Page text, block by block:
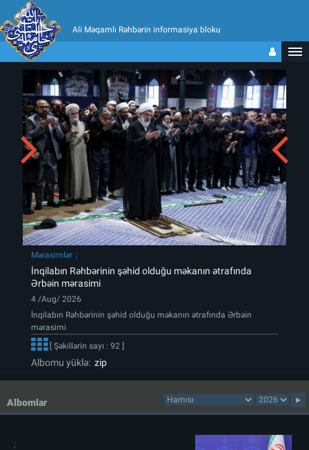
Ali Məqamlı Rəhbərin informasiya bloku
Mərasimlər
İnqilabın Rəhbərinin şəhid olduğu məkanın ətrafında
Ərbəin mərasimi
4 /Aug/ 2026
İnqilabın Rəhbərinin şəhid olduğu məkanın ətrafında Ərbəin
mərasimi
[ Şəkillərin sayı : 92 ]
Albomu yüklə: zip
Albomlar